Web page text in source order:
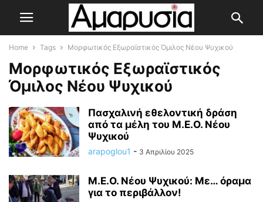
Home Tags Μορφωτικός Εξωραϊστικός Όμιλος Νέου Ψυχικού
Μορφωτικός Εξωραϊστικός
Όμιλος Νέου Ψυχικού
Πασχαλινή εθελοντική δράση
από τα μέλη του Μ.Ε.Ο. Νέου
Ψυχικού
arapoglou1 - 3 Απριλίου 2025
Μ.Ε.Ο. Νέου Ψυχικού: Με… όραμα
για το περιβάλλον!